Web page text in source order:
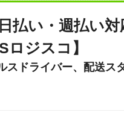
払い・週払い
ロジスコ】
スドライバー、配送ス